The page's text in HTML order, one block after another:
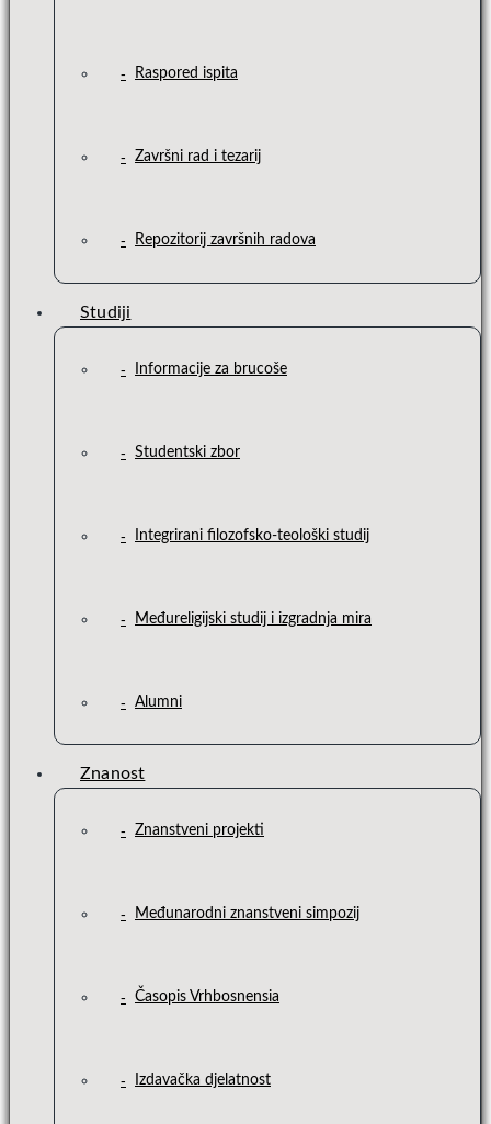
Raspored ispita
Završni rad i tezarij
Repozitorij završnih radova
Studiji
Informacije za brucoše
Studentski zbor
Integrirani filozofsko-teološki studij
Međureligijski studij i izgradnja mira
Alumni
Znanost
Znanstveni projekti
Međunarodni znanstveni simpozij
Časopis Vrhbosnensia
Izdavačka djelatnost